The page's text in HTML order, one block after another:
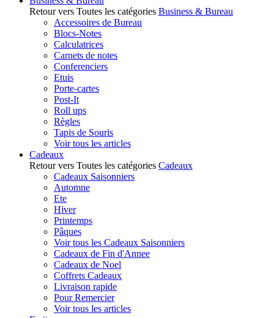
Retour vers Toutes les catégories Business & Bureau
Accessoires de Bureau
Blocs-Notes
Calculatrices
Carnets de notes
Conferenciers
Etuis
Porte-cartes
Post-It
Roll ups
Règles
Tapis de Souris
Voir tous les articles
Cadeaux
Retour vers Toutes les catégories Cadeaux
Cadeaux Saisonniers
Automne
Ete
Hiver
Printemps
Pâques
Voir tous les Cadeaux Saisonniers
Cadeaux de Fin d'Annee
Cadeaux de Noel
Coffrets Cadeaux
Livraison rapide
Pour Remercier
Voir tous les articles